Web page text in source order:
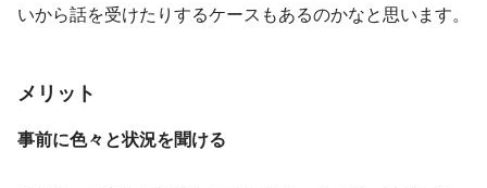
いから話を受けたりするケースもあるのかなと思います。
メリット
事前に色々と状況を聞ける